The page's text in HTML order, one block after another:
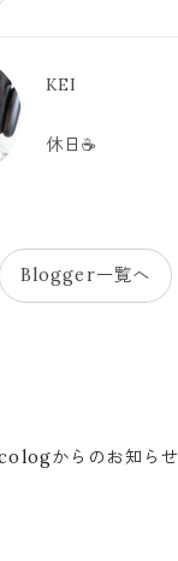
KEI
休日☕️
Blogger一覧へ
からのお知らせ